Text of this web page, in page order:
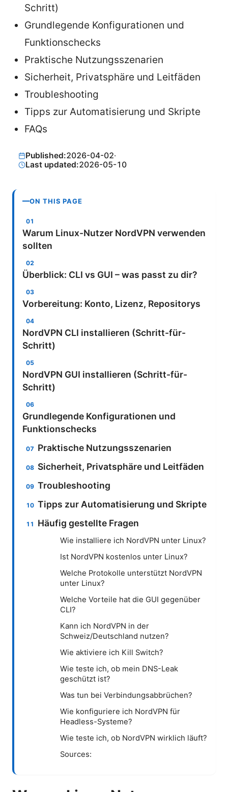
Schritt)
Grundlegende Konfigurationen und
Funktionschecks
Praktische Nutzungsszenarien
Sicherheit, Privatsphäre und Leitfäden
Troubleshooting
Tipps zur Automatisierung und Skripte
FAQs
Published:2026-04-02·
Last updated:2026-05-10
ON THIS PAGE
Warum Linux-Nutzer NordVPN verwenden
sollten
Überblick: CLI vs GUI – was passt zu dir?
Vorbereitung: Konto, Lizenz, Repositorys
NordVPN CLI installieren (Schritt-für-
Schritt)
NordVPN GUI installieren (Schritt-für-
Schritt)
Grundlegende Konfigurationen und
Funktionschecks
Praktische Nutzungsszenarien
Sicherheit, Privatsphäre und Leitfäden
Troubleshooting
Tipps zur Automatisierung und Skripte
Häufig gestellte Fragen
Wie installiere ich NordVPN unter Linux?
Ist NordVPN kostenlos unter Linux?
Welche Protokolle unterstützt NordVPN
unter Linux?
Welche Vorteile hat die GUI gegenüber
CLI?
Kann ich NordVPN in der
Schweiz/Deutschland nutzen?
Wie aktiviere ich Kill Switch?
Wie teste ich, ob mein DNS-Leak
geschützt ist?
Was tun bei Verbindungsabbrüchen?
Wie konfiguriere ich NordVPN für
Headless-Systeme?
Wie teste ich, ob NordVPN wirklich läuft?
Sources: